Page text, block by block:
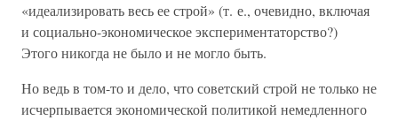
«идеализировать весь ее строй» (т. е., очевидно, включая
и социально-экономическое экспериментаторство?)
Этого никогда не было и не могло быть.
Но ведь в том-то и дело, что советский строй не только не
исчерпывается экономической политикой немедленного